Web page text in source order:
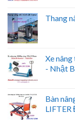
Thang
Xe
- Nhật
Bàn
LIFTER